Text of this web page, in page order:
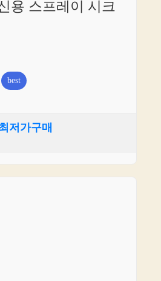
용 스프레이 시크
best
저가구매